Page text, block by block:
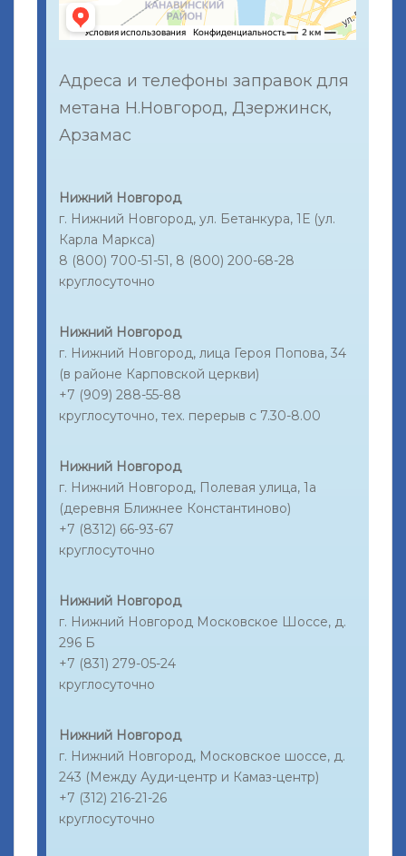
Адреса и телефоны заправок для
метана Н.Новгород, Дзержинск,
Арзамас
Нижний Новгород
г. Нижний Новгород, ул. Бетанкура, 1Е (ул.
Карла Маркса)
8 (800) 700-51-51, 8 (800) 200-68-28
круглосуточно
Нижний Новгород
г. Нижний Новгород, лица Героя Попова, 34
(в районе Карповской церкви)
+7 (909) 288-55-88
круглосуточно, тех. перерыв с 7.30-8.00
Нижний Новгород
г. Нижний Новгород, Полевая улица, 1а
(деревня Ближнее Константиново)
+7 (8312) 66-93-67
круглосуточно
Нижний Новгород
г. Нижний Новгород Московское Шоссе, д.
296 Б
+7 (831) 279-05-24
круглосуточно
Нижний Новгород
г. Нижний Новгород, Московское шоссе, д.
243 (Между Ауди-центр и Камаз-центр)
+7 (312) 216-21-26
круглосуточно